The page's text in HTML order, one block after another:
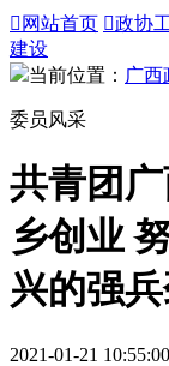
 网站首页 政协
建设
当前位置： 广西
委员风采
共青团
乡创业
兴的强
2021-01-21